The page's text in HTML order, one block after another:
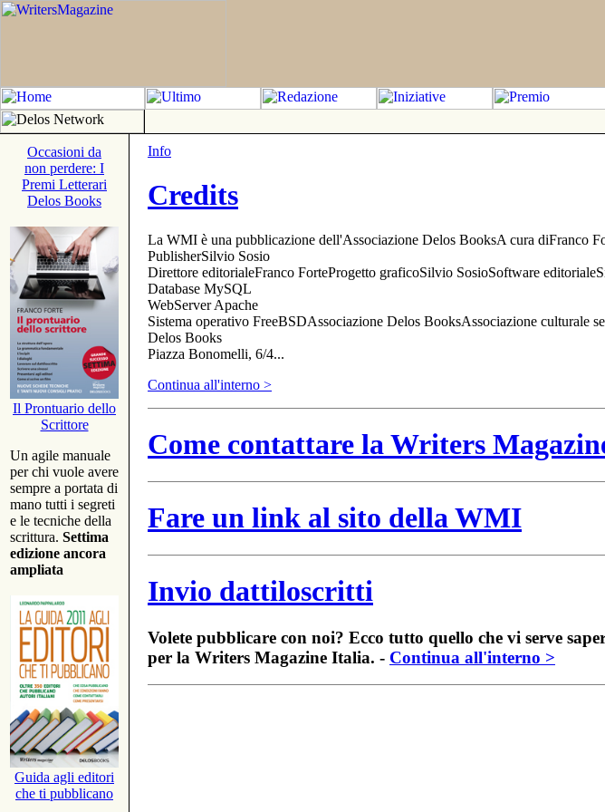
Occasioni da
non perdere: I
Premi Letterari
Delos Books
Il Prontuario dello
Scrittore
Un agile manuale
per chi vuole avere
sempre a portata di
mano tutti i segreti
e le tecniche della
scrittura. Settima
edizione ancora
ampliata
Guida agli editori
che ti pubblicano
Info
Credits
La WMI è una pubblicazione dell'Associazione Delos BooksA cura diFranco
PublisherSilvio Sosio
Direttore editorialeFranco ForteProgetto graficoSilvio SosioSoftware
Database MySQL
WebServer Apache
Sistema operativo FreeBSDAssociazione Delos BooksAssociazione culturale
Delos Books
Piazza Bonomelli, 6/4...
Continua all'interno >
Come contattare la Writers
Fare un link al sito della WMI
Invio dattiloscritti
Volete pubblicare con noi? Ecco tutto quello che vi serve
per la Writers Magazine Italia. - Continua all'interno >